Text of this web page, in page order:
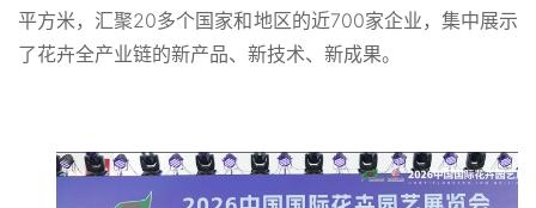
平方米，汇聚20多个国家和地区的近700家企业，集中展示
了花卉全产业链的新产品、新技术、新成果。